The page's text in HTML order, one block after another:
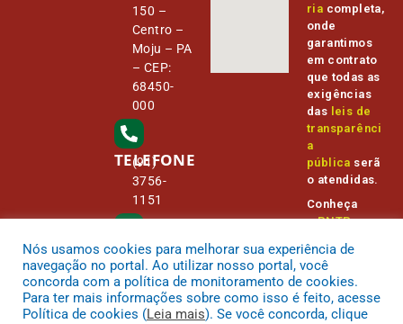
150 –
Centro –
Moju – PA
– CEP:
68450-
000
TELEFONE
(91)
3756-
1151
E-MAIL
camara@
cmmoju.p
a.gov.br
ria completa,
onde
garantimos
em contrato
que todas as
exigências
das leis de
transparênci
a
pública serã
o atendidas.
Conheça
oPNTPe
Transparênc
ia Pública
Nós usamos cookies para melhorar sua experiência de
navegação no portal. Ao utilizar nosso portal, você
concorda com a política de monitoramento de cookies.
Para ter mais informações sobre como isso é feito, acesse
Política de cookies (Leia mais). Se você concorda, clique